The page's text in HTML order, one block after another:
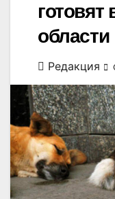
готовят
области
Редакция